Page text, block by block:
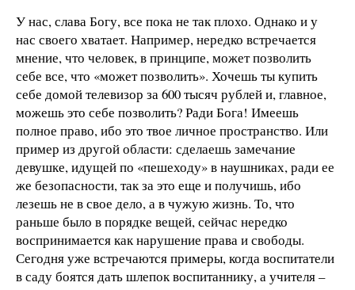
У нас, слава Богу, все пока не так плохо. Однако и у
нас своего хватает. Например, нередко встречается
мнение, что человек, в принципе, может позволить
себе все, что «может позволить». Хочешь ты купить
себе домой телевизор за 600 тысяч рублей и, главное,
можешь это себе позволить? Ради Бога! Имеешь
полное право, ибо это твое личное пространство. Или
пример из другой области: сделаешь замечание
девушке, идущей по «пешеходу» в наушниках, ради ее
же безопасности, так за это еще и получишь, ибо
лезешь не в свое дело, а в чужую жизнь. То, что
раньше было в порядке вещей, сейчас нередко
воспринимается как нарушение права и свободы.
Сегодня уже встречаются примеры, когда воспитатели
в саду боятся дать шлепок воспитаннику, а учителя –